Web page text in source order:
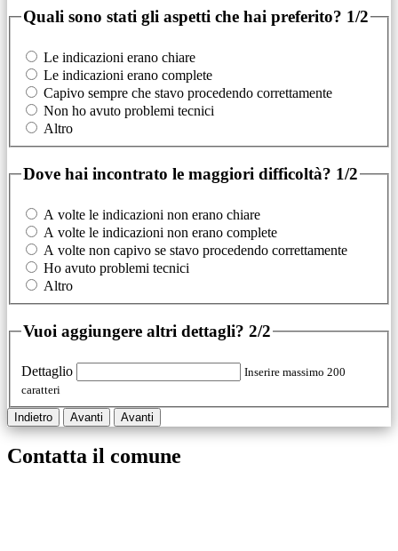
Quali sono stati gli aspetti che hai preferito? 1/2
Le indicazioni erano chiare
Le indicazioni erano complete
Capivo sempre che stavo procedendo correttamente
Non ho avuto problemi tecnici
Altro
Dove hai incontrato le maggiori difficoltà? 1/2
A volte le indicazioni non erano chiare
A volte le indicazioni non erano complete
A volte non capivo se stavo procedendo correttamente
Ho avuto problemi tecnici
Altro
Vuoi aggiungere altri dettagli? 2/2
Dettaglio
Inserire massimo 200
caratteri
Indietro Avanti Avanti
Contatta il comune